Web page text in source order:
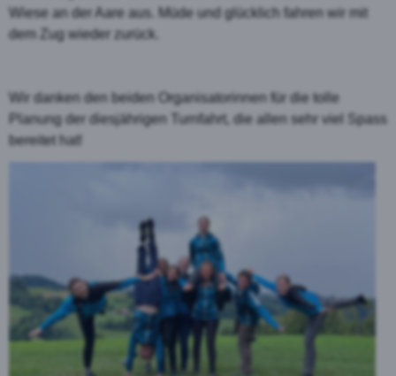
Wiese an der Aare aus. Müde und glücklich fahren wir mit
dem Zug wieder zurück.
Wir danken den beiden Organisatorinnen für die tolle
Planung der diesjährigen Turnfahrt, die allen sehr viel Spass
bereitet hat!